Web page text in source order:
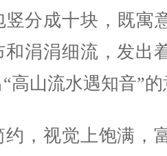
竖分成十块，既寓
和涓涓细流，发出
高山流水遇知音”
约，视觉上饱满，